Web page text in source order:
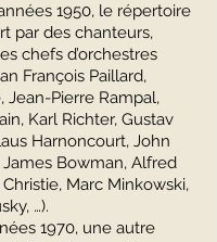
1950, le répertoire
par des chanteurs,
chefs d’orchestres
François Paillard,
Jean-Pierre Rampal,
Karl Richter, Gustav
Harnoncourt, John
James Bowman, Alfred
Marc Minkowski,
…).
1970, une autre